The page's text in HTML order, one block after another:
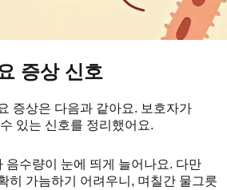
증상 신호
증상은 다음과 같아요. 보호자가
있는 신호를 정리했어요.
음수량이 눈에 띄게 늘어나요. 다만
히 가늠하기 어려우니, 며칠간 물그릇